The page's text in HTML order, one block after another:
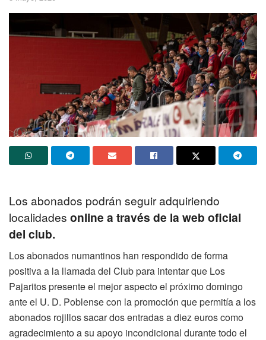
Los abonados podrán seguir adquiriendo
localidades online a través de la web oficial
del club.
Los abonados numantinos han respondido de forma
positiva a la llamada del Club para intentar que Los
Pajaritos presente el mejor aspecto el próximo domingo
ante el U. D. Poblense con la promoción que permitía a los
abonados rojillos sacar dos entradas a diez euros como
agradecimiento a su apoyo incondicional durante todo el